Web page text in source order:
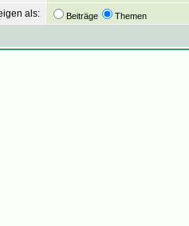
als: Beiträge Themen